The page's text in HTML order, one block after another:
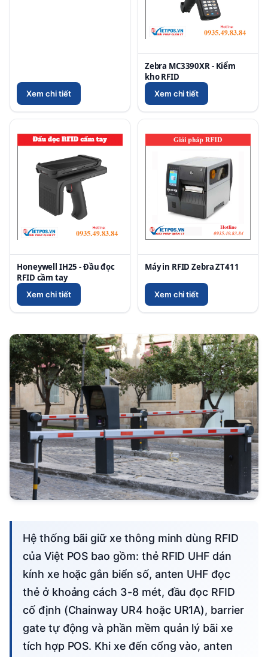
Xem chi tiết
Zebra MC3390XR - Kiểm
kho RFID
Xem chi tiết
Honeywell IH25 - Đầu đọc
RFID cầm tay
Xem chi tiết
Máy in RFID Zebra ZT411
Xem chi tiết
Hệ thống bãi giữ xe thông minh dùng RFID
của Việt POS bao gồm: thẻ RFID UHF dán
kính xe hoặc gắn biển số, anten UHF đọc
thẻ ở khoảng cách 3-8 mét, đầu đọc RFID
cố định (Chainway UR4 hoặc UR1A), barrier
gate tự động và phần mềm quản lý bãi xe
tích hợp POS. Khi xe đến cổng vào, anten